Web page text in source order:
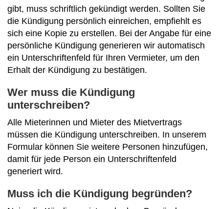
gibt, muss schriftlich gekündigt werden. Sollten Sie
die Kündigung persönlich einreichen, empfiehlt es
sich eine Kopie zu erstellen. Bei der Angabe für eine
persönliche Kündigung generieren wir automatisch
ein Unterschriftenfeld für Ihren Vermieter, um den
Erhalt der Kündigung zu bestätigen.
Wer muss die Kündigung
unterschreiben?
Alle Mieterinnen und Mieter des Mietvertrags
müssen die Kündigung unterschreiben. In unserem
Formular können Sie weitere Personen hinzufügen,
damit für jede Person ein Unterschriftenfeld
generiert wird.
Muss ich die Kündigung begründen?